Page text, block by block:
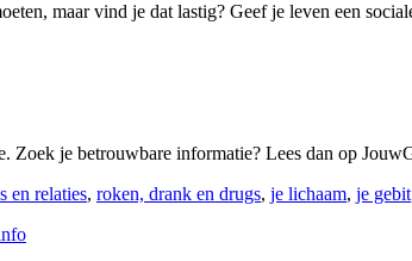
maar vind je dat lastig? Geef je leven een
Zoek je betrouwbare informatie? Lees dan op
en relaties, roken, drank en drugs, je lichaam, je gebit